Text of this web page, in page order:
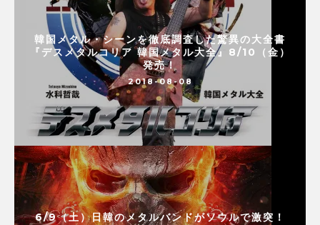
韓国メタル・シーンを徹底調査した驚異の大全書
『デスメタルコリア 韓国メタル大全』8/10（金）
発売！
2018-08-08
6/9（土）日韓のメタルバンドがソウルで激突！